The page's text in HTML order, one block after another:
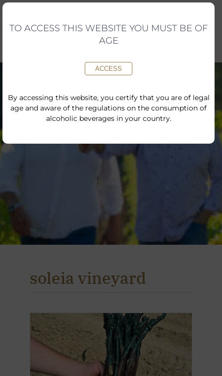
Skip
content
soleia vineyard
TO ACCESS THIS WEBSITE YOU MUST BE OF
AGE
ACCESS
By accessing this website, you certify that you are of legal
age and aware of the regulations on the consumption of
alcoholic beverages in your country.